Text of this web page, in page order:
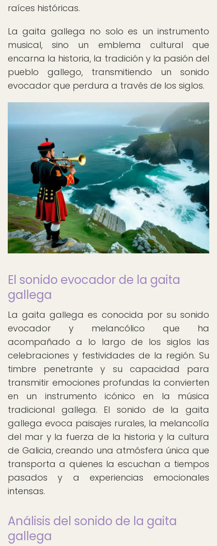
raíces históricas.
La gaita gallega no solo es un instrumento
musical, sino un emblema cultural que
encarna la historia, la tradición y la pasión del
pueblo gallego, transmitiendo un sonido
evocador que perdura a través de los siglos.
El sonido evocador de la gaita
gallega
La gaita gallega es conocida por su sonido
evocador y melancólico que ha
acompañado a lo largo de los siglos las
celebraciones y festividades de la región. Su
timbre penetrante y su capacidad para
transmitir emociones profundas la convierten
en un instrumento icónico en la música
tradicional gallega. El sonido de la gaita
gallega evoca paisajes rurales, la melancolía
del mar y la fuerza de la historia y la cultura
de Galicia, creando una atmósfera única que
transporta a quienes la escuchan a tiempos
pasados y a experiencias emocionales
intensas.
Análisis del sonido de la gaita
gallega